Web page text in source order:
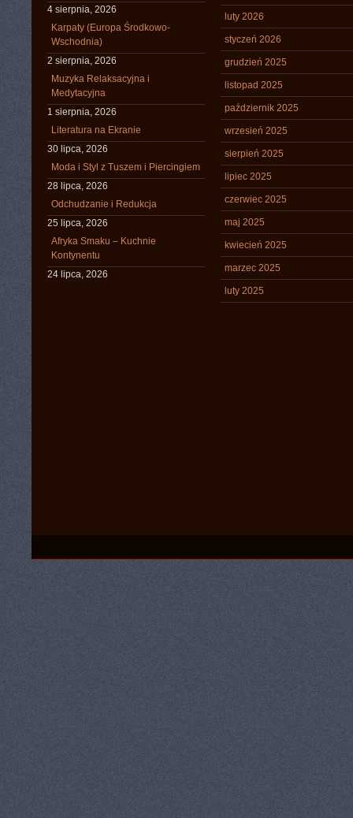
4 sierpnia, 2026
Karpaty (Europa Środkowo-
Wschodnia)
2 sierpnia, 2026
Muzyka Relaksacyjna i
Medytacyjna
1 sierpnia, 2026
Literatura na Ekranie
30 lipca, 2026
Moda i Styl z Tuszem i Piercingiem
28 lipca, 2026
Odchudzanie i Redukcja
25 lipca, 2026
Afryka Smaku – Kuchnie
Kontynentu
24 lipca, 2026
luty 2026
styczeń 2026
grudzień 2025
listopad 2025
październik 2025
wrzesień 2025
sierpień 2025
lipiec 2025
czerwiec 2025
maj 2025
kwiecień 2025
marzec 2025
luty 2025